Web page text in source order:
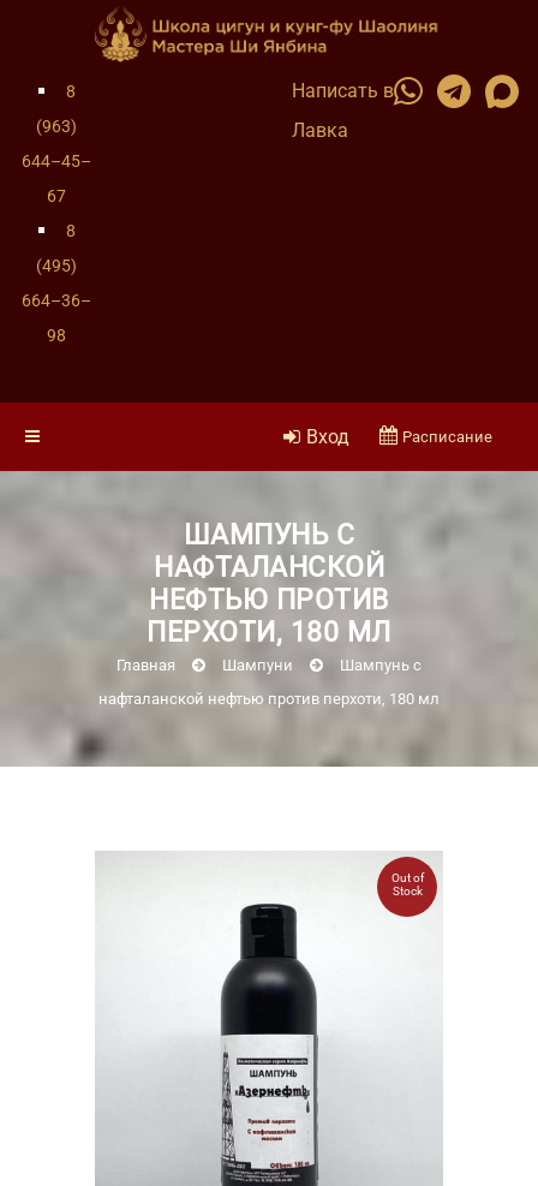
8
(963)
644–45–
67
8
(495)
664–36–
98
Написать в
Лавка
Вход Расписание
ШАМПУНЬ С
НАФТАЛАНСКОЙ
НЕФТЬЮ ПРОТИВ
ПЕРХОТИ, 180 МЛ
Главная Шампуни
Шампунь с
нафталанской нефтью против перхоти, 180 мл
Out of
Stock